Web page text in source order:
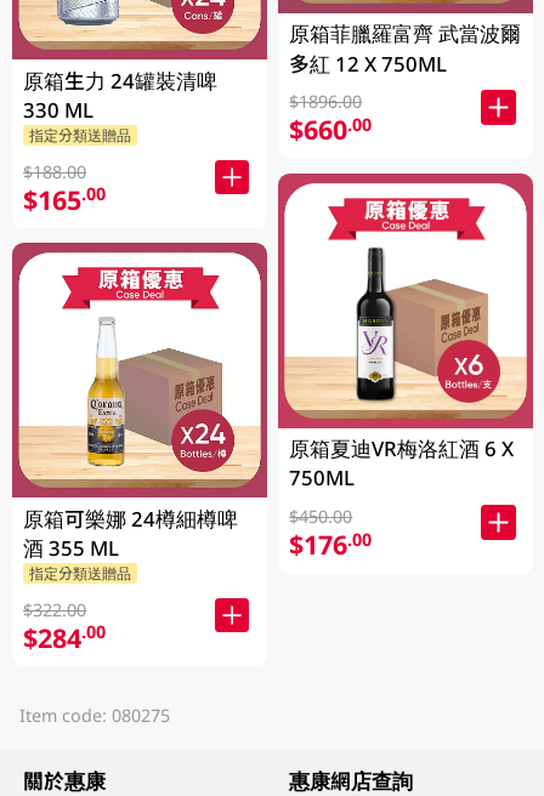
原箱生力 24罐裝清啤
330 ML
指定分類送贈品
$188.00
$165.00
原箱可樂娜 24樽細樽啤
酒 355 ML
指定分類送贈品
$322.00
$284.00
原箱菲臘羅富齊 武當波爾
多紅 12 X 750ML
$1896.00
$660.00
原箱夏迪VR梅洛紅酒 6 X
750ML
$450.00
$176.00
Item code: 080275
關於惠康 惠康網店查詢